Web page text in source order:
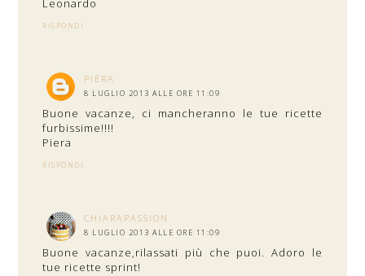
Leonardo
RISPONDI
PIERA
8 LUGLIO 2013 ALLE ORE 11:09
Buone vacanze, ci mancheranno le tue ricette
furbissime!!!!
Piera
RISPONDI
CHIARAPASSION
8 LUGLIO 2013 ALLE ORE 11:09
Buone vacanze,rilassati più che puoi. Adoro le
tue ricette sprint!